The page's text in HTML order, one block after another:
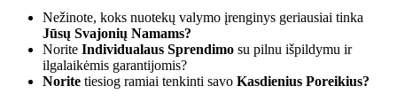
Nežinote, koks nuotekų valymo įrenginys geriausiai tinka
Jūsų Svajonių Namams?
Norite Individualaus Sprendimo su pilnu išpildymu ir
ilgalaikėmis garantijomis?
Norite tiesiog ramiai tenkinti savo Kasdienius Poreikius?